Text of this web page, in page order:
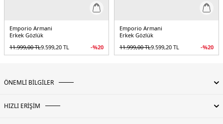
Emporio Armani
Erkek Gözlük
11.999,00TL9.599,20 TL -%20
Emporio Armani
Erkek Gözlük
11.999,00TL9.599,20 TL -%20
ÖNEMLİ BİLGİLER
HIZLI ERİŞİM